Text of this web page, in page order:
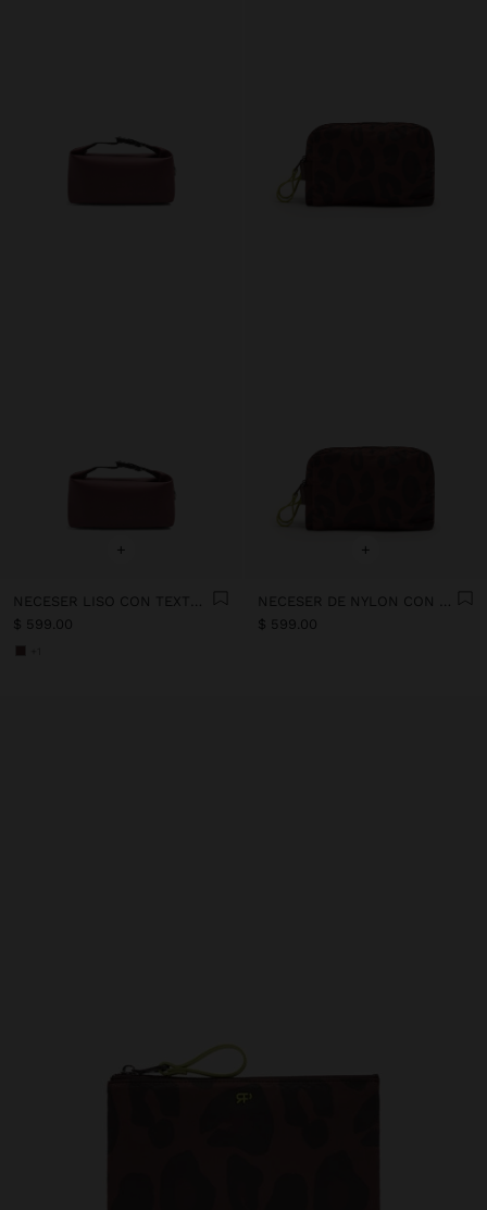
+
NECESER LISO CON TEXTURA SUAVE
$ 599.00
+
NECESER DE NYLON CON ESTAMPADO ANIMAL
$ 599.00